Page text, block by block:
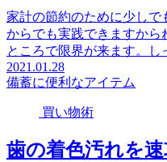
家計の節約のために少しで
からでも実践できますから
ところで限界が来ます。し
2021.01.28
備蓄に便利なアイテム
買い物術
歯の着色汚れを